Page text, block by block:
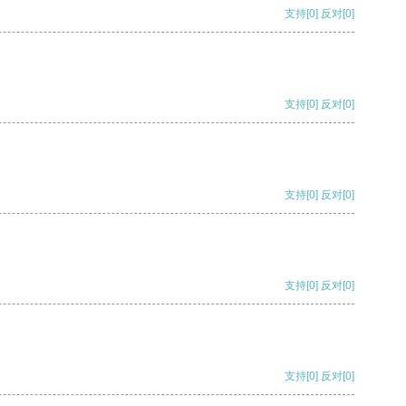
支持[0] 反对[0]
支持[0] 反对[0]
支持[0] 反对[0]
支持[0] 反对[0]
支持[0] 反对[0]